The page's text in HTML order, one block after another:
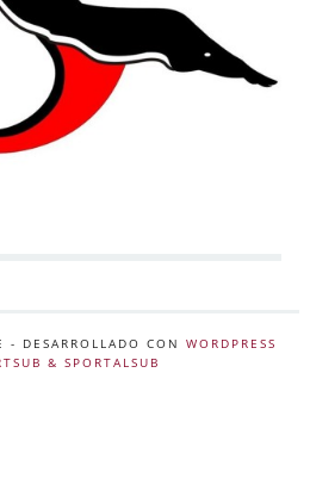
- DESARROLLADO CON WORDPRESS
& SPORTALSUB